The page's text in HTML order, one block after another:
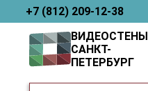
+7 (812) 209-12-38
ВИДЕОСТЕНЫ
САНКТ-
ПЕТЕРБУРГ